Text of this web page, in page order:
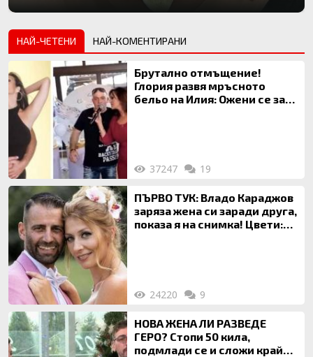
НАЙ-ЧЕТЕНИ НАЙ-КОМЕНТИРАНИ
Брутално отмъщение!
Глория развя мръсното
бельо на Илия: Ожени се за
37247 19
ПЪРВО ТУК: Владо Караджов
заряза жена си заради друга,
показа я на снимка! Цвети:
24220 9
НОВА ЖЕНА ЛИ РАЗВЕДЕ
ГЕРО? Стопи 50 кила,
подмлади се и сложи край